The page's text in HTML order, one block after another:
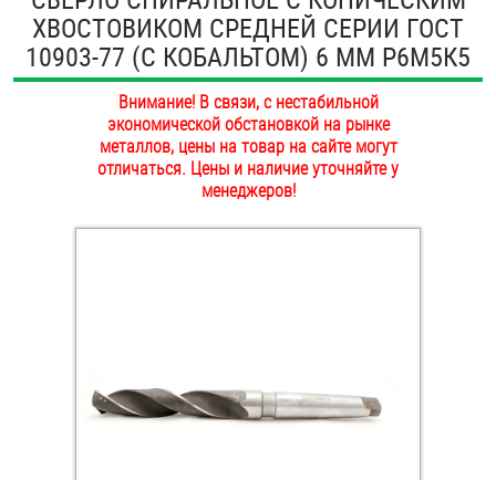
ОПЛАТА И ДОСТАВКА
НАШИ МАГАЗИНЫ
Втулки
Дюбели
Дюймовый крепёж
Крюки, кольца с метрической резьбой
ХВОСТОВИКОМ СРЕДНЕЙ СЕРИИ ГОСТ
10903-77 (С КОБАЛЬТОМ) 6 ММ Р6М5К5
Внимание! В связи, с нестабильной
экономической обстановкой на рынке
металлов, цены на товар на сайте могут
отличаться. Цены и наличие уточняйте у
менеджеров!